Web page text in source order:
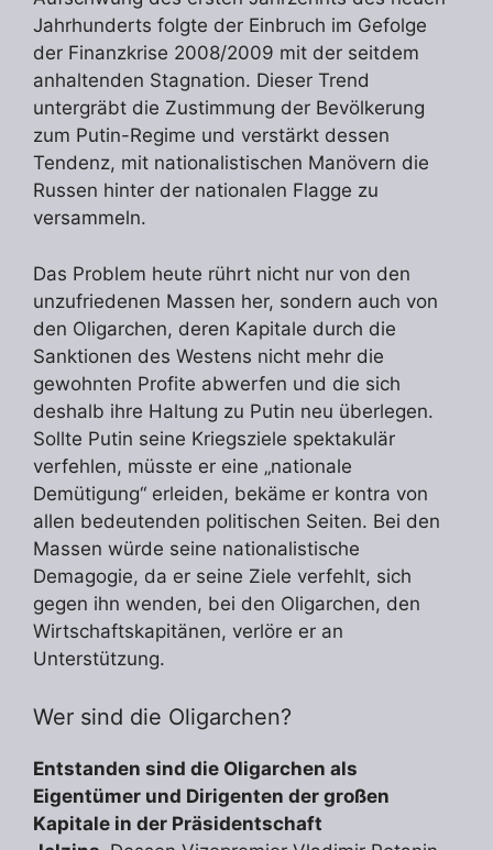
Jahrhunderts folgte der Einbruch im Gefolge
der Finanzkrise 2008/2009 mit der seitdem
anhaltenden Stagnation. Dieser Trend
untergräbt die Zustimmung der Bevölkerung
zum Putin-Regime und verstärkt dessen
Tendenz, mit nationalistischen Manövern die
Russen hinter der nationalen Flagge zu
versammeln.
Das Problem heute rührt nicht nur von den
unzufriedenen Massen her, sondern auch von
den Oligarchen, deren Kapitale durch die
Sanktionen des Westens nicht mehr die
gewohnten Profite abwerfen und die sich
deshalb ihre Haltung zu Putin neu überlegen.
Sollte Putin seine Kriegsziele spektakulär
verfehlen, müsste er eine „nationale
Demütigung“ erleiden, bekäme er kontra von
allen bedeutenden politischen Seiten. Bei den
Massen würde seine nationalistische
Demagogie, da er seine Ziele verfehlt, sich
gegen ihn wenden, bei den Oligarchen, den
Wirtschaftskapitänen, verlöre er an
Unterstützung.
Wer sind die Oligarchen?
Entstanden sind die Oligarchen als
Eigentümer und Dirigenten der großen
Kapitale in der Präsidentschaft